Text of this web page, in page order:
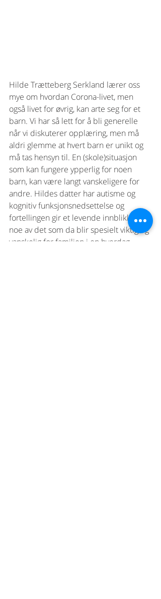
Hilde Trætteberg Serkland lærer oss
mye om hvordan Corona-livet, men
også livet for øvrig, kan arte seg for et
barn. Vi har så lett for å bli generelle
når vi diskuterer opplæring, men må
aldri glemme at hvert barn er unikt og
må tas hensyn til. En (skole)situasjon
som kan fungere ypperlig for noen
barn, kan være langt vanskeligere for
andre. Hildes datter har autisme og
kognitiv funksjonsnedsettelse og
fortellingen gir et levende innblikk i
noe av det som da blir spesielt viktig og
vanskelig for familien i en hverdag